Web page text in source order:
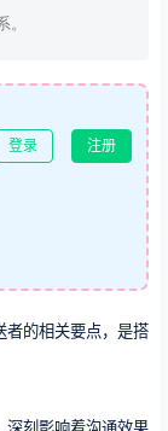
登录 注册
者的相关要点，是搭
深刻影响着沟通效果